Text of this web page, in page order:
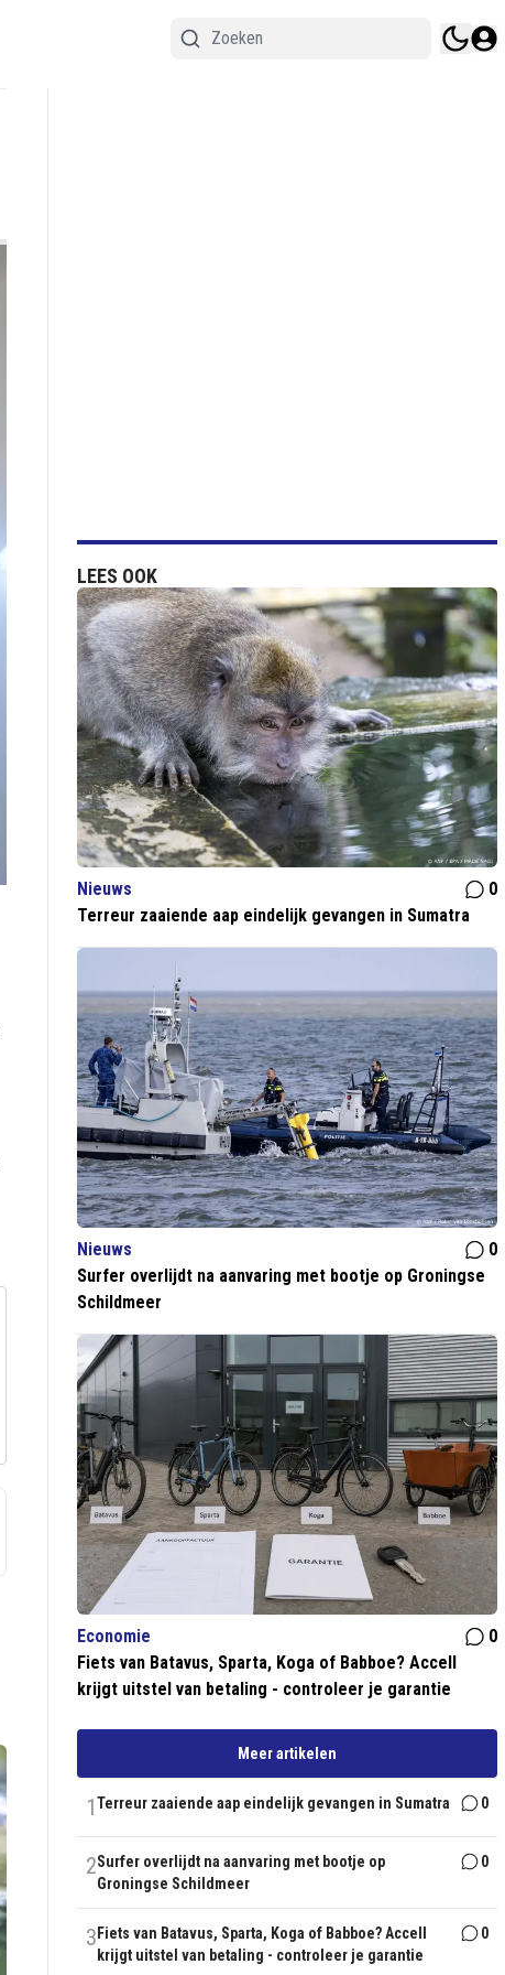
LEES OOK
Nieuws
0
Terreur zaaiende aap eindelijk gevangen in Sumatra
Nieuws
0
Surfer overlijdt na aanvaring met bootje op Groningse
Schildmeer
Economie
0
Fiets van Batavus, Sparta, Koga of Babboe? Accell
krijgt uitstel van betaling - controleer je garantie
Meer artikelen
1Terreur zaaiende aap eindelijk gevangen in Sumatra 0
2Surfer overlijdt na aanvaring met bootje op
Groningse Schildmeer
0
3 Fiets van Batavus, Sparta, Koga of Babboe? Accell
krijgt uitstel van betaling - controleer je garantie
0